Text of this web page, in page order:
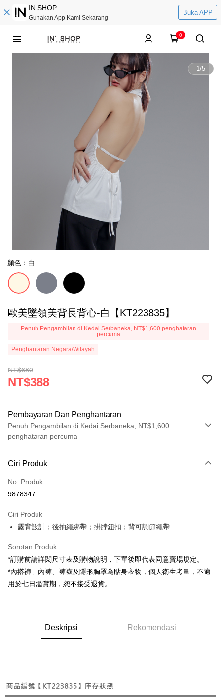
IN SHOP
Gunakan App Kami Sekarang
Buka APP
0
1/5
顏色：白
歐美墜領美背長背心-白【KT223835】
Penuh Pengambilan di Kedai Serbaneka, NT$1,600 penghataran
percuma
Penghantaran Negara/Wilayah
NT$680
NT$388
Pembayaran Dan Penghantaran
Penuh Pengambilan di Kedai Serbaneka, NT$1,600
penghataran percuma
Kad Kredit (Bayaran Penuh)
Pengambilan di Kedai Serbaneka
Apple Pay
Google Pay
OP Pay Later
Deskripsi
pengguna Taiwan Mobile tanpa memerlukan permohonan tambahan.
disahkan.
Pertama, Mengenai Perkhidmatan AFTEE Beli Sekarang Bayar Kemudian
1. Dengan memilih AFTEE sebagai kaedah pembayaran, mesej
4. Setelah pesanan disahkan, anda akan menerima SMS pembayaran
manakala ahli aplikasi akan menerima pemberitahuan tolak aplikasi
Pemindahan ATM
NT$60/pesanan | Penghantaran percuma untuk pesanan
Ciri Produk
No. Produk
9878347
Ciri Produk
露背設計；後抽繩綁帶；掛脖鈕扣；背可調節繩帶
Sorotan Produk
*訂購前請詳閱尺寸表及購物說明，下單後即代表同意賣場規定。
*內搭褲、內褲、褲襪及隱形胸罩為貼身衣物，個人衛生考量，不適
用於七日鑑賞期，恕不接受退貨。
Deskripsi Rekomendasi